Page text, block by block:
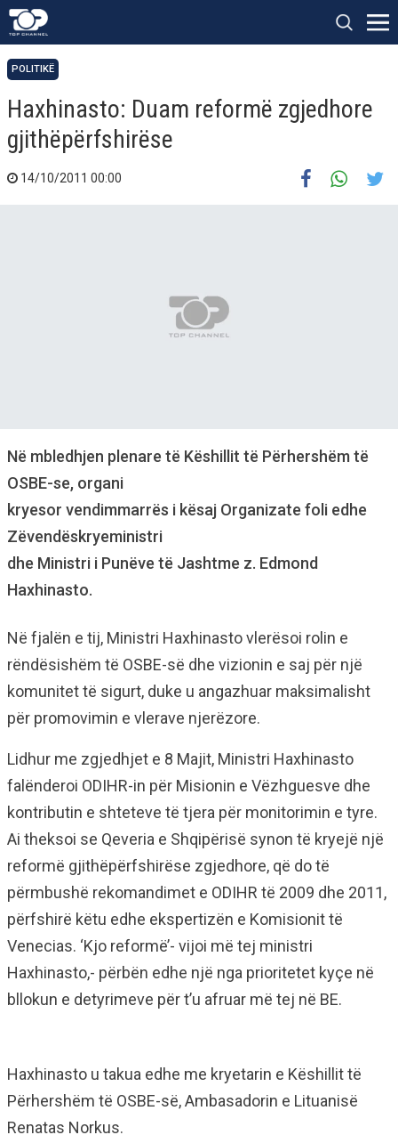
POLITIKË
Haxhinasto: Duam reformë zgjedhore
gjithëpërfshirëse
14/10/2011 00:00
Në mbledhjen plenare të Këshillit të Përhershëm të
OSBE-se, organi
kryesor vendimmarrës i kësaj Organizate foli edhe
Zëvendëskryeministri
dhe Ministri i Punëve të Jashtme z. Edmond
Haxhinasto.
Në fjalën e tij, Ministri Haxhinasto vlerësoi rolin e
rëndësishëm të OSBE-së dhe vizionin e saj për një
komunitet të sigurt, duke u angazhuar maksimalisht
për promovimin e vlerave njerëzore.
Lidhur me zgjedhjet e 8 Majit, Ministri Haxhinasto
falënderoi ODIHR-in për Misionin e Vëzhguesve dhe
kontributin e shteteve të tjera për monitorimin e tyre.
Ai theksoi se Qeveria e Shqipërisë synon të kryejë një
reformë gjithëpërfshirëse zgjedhore, që do të
përmbushë rekomandimet e ODIHR të 2009 dhe 2011,
përfshirë këtu edhe ekspertizën e Komisionit të
Venecias. ‘Kjo reformë’- vijoi më tej ministri
Haxhinasto,- përbën edhe një nga prioritetet kyçe në
bllokun e detyrimeve për t’u afruar më tej në BE.
Haxhinasto u takua edhe me kryetarin e Këshillit të
Përhershëm të OSBE-së, Ambasadorin e Lituanisë
Renatas Norkus.